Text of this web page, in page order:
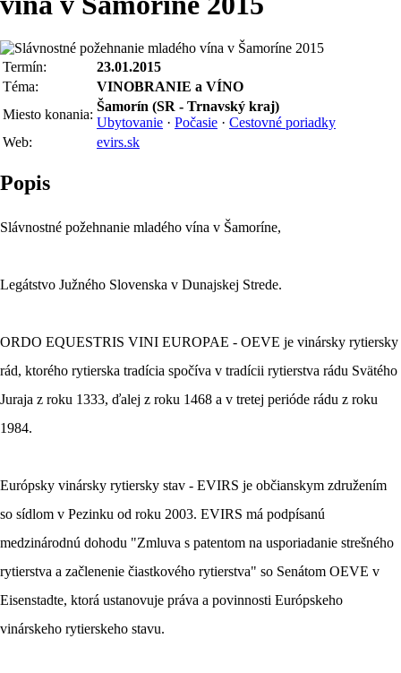
Termín:
23.01.2015
Téma:
VINOBRANIE a VÍNO
Miesto konania:
Šamorín (SR - Trnavský kraj)
Ubytovanie · Počasie · Cestovné poriadky
Web:
evirs.sk
Popis
Slávnostné požehnanie mladého vína v Šamoríne,
Legátstvo Južného Slovenska v Dunajskej Strede.
ORDO EQUESTRIS VINI EUROPAE - OEVE je vinársky rytiersky
rád, ktorého rytierska tradícia spočíva v tradícii rytierstva rádu Svätého
Juraja z roku 1333, ďalej z roku 1468 a v tretej perióde rádu z roku
1984.
Európsky vinársky rytiersky stav - EVIRS je občianskym združením
so sídlom v Pezinku od roku 2003. EVIRS má podpísanú
medzinárodnú dohodu "Zmluva s patentom na usporiadanie strešného
rytierstva a začlenenie čiastkového rytierstva" so Senátom OEVE v
Eisenstadte, ktorá ustanovuje práva a povinnosti Európskeho
vinárskeho rytierskeho stavu.